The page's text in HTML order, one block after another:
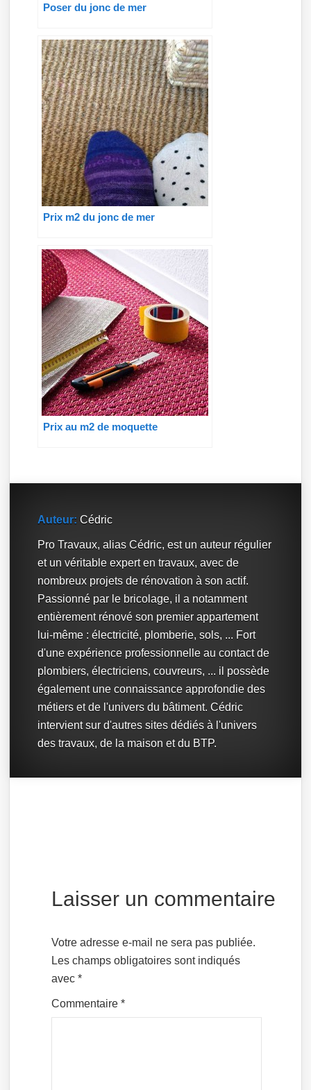
Poser du jonc de mer
Prix m2 du jonc de mer
Prix au m2 de moquette
Auteur: Cédric
Pro Travaux, alias Cédric, est un auteur régulier
et un véritable expert en travaux, avec de
nombreux projets de rénovation à son actif.
Passionné par le bricolage, il a notamment
entièrement rénové son premier appartement
lui-même : électricité, plomberie, sols, ... Fort
d'une expérience professionnelle au contact de
plombiers, électriciens, couvreurs, ... il possède
également une connaissance approfondie des
métiers et de l'univers du bâtiment. Cédric
intervient sur d'autres sites dédiés à l'univers
des travaux, de la maison et du BTP.
Laisser un commentaire
Votre adresse e-mail ne sera pas publiée.
Les champs obligatoires sont indiqués
avec*
Commentaire*